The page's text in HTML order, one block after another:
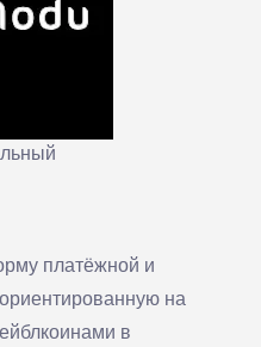
платёжной и
на
в